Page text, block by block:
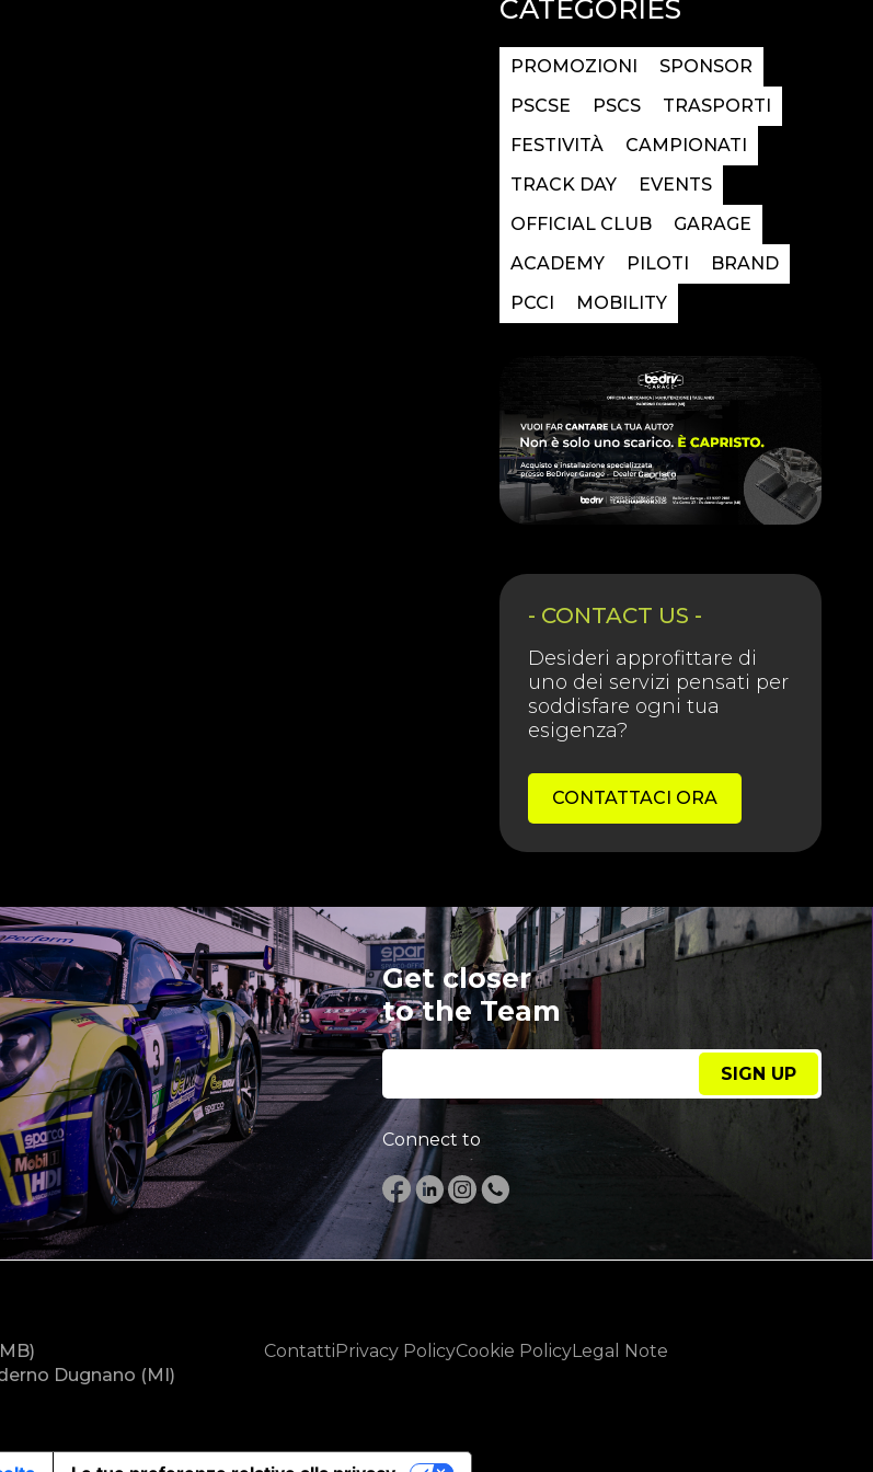
CATEGORIES
PROMOZIONI
SPONSOR
PSCSE
PSCS
TRASPORTI
FESTIVITÀ
CAMPIONATI
TRACK DAY
EVENTS
OFFICIAL CLUB
GARAGE
ACADEMY
PILOTI
BRAND
PCCI
MOBILITY
- CONTACT US -
Desideri approfittare di
uno dei servizi pensati per
soddisfare ogni tua
esigenza?
CONTATTACI ORA
Get closer
to the Team
SIGN UP
Connect to
Dugnano (MI)
ContattiPrivacy PolicyCookie PolicyLegal Note